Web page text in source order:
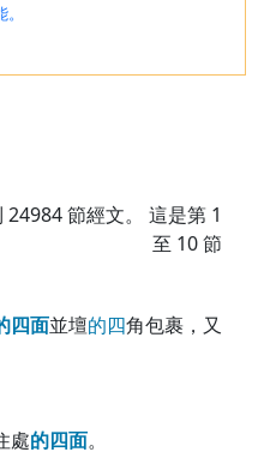
24984節經文。 這是第 1
至 10 節
四面並壇的四角包裹，又
處的四面。